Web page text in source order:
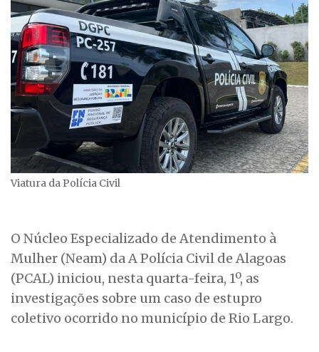
Viatura da Polícia Civil
O Núcleo Especializado de Atendimento à
Mulher (Neam) da A Polícia Civil de Alagoas
(PCAL) iniciou, nesta quarta-feira, 1º, as
investigações sobre um caso de estupro
coletivo ocorrido no município de Rio Largo.